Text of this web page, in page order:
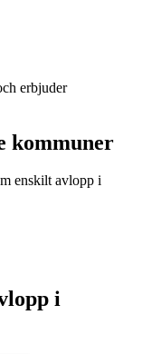
erbjuder
kommuner
enskilt avlopp i
i